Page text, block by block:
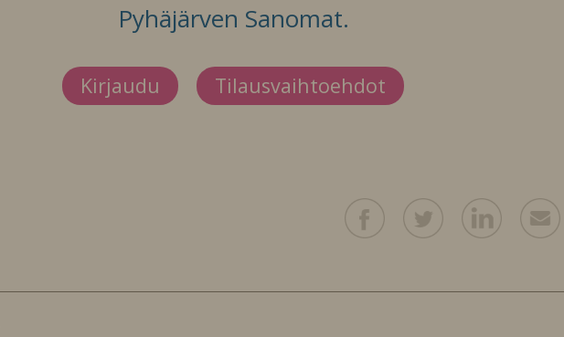
Pyhäjärven Sanomat.
Kirjaudu Tilausvaihtoehdot